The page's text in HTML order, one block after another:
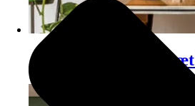
Plakatsæt